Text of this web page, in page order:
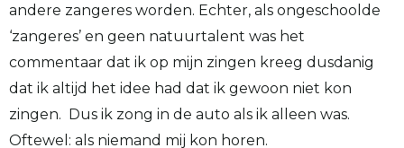
andere zangeres worden. Echter, als ongeschoolde
‘zangeres’ en geen natuurtalent was het
commentaar dat ik op mijn zingen kreeg dusdanig
dat ik altijd het idee had dat ik gewoon niet kon
zingen. Dus ik zong in de auto als ik alleen was.
Oftewel: als niemand mij kon horen.